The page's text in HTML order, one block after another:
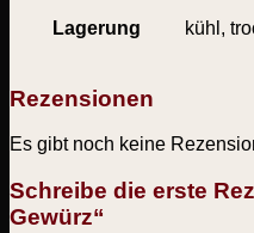
Lagerung kühl,
Rezensionen
Es gibt noch keine
Schreibe die erste
Gewürz“